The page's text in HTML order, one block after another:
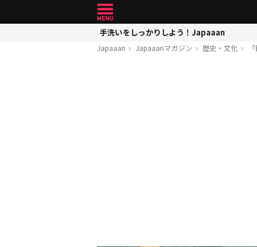
手洗いをしっかりしよう！Japaaan
Japaaan Japaaanマガジン 歴史・文化